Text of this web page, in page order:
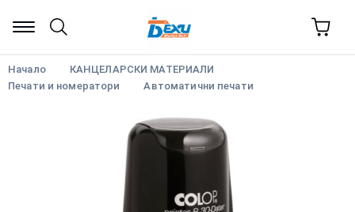
Начало
КАНЦЕЛАРСКИ МАТЕРИАЛИ
Печати и номератори
Автоматични печати